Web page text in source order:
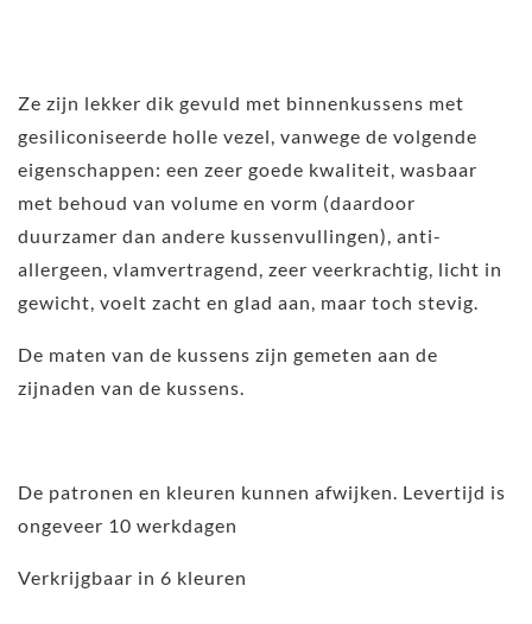
Ze zijn lekker dik gevuld met binnenkussens met
gesiliconiseerde holle vezel, vanwege de volgende
eigenschappen: een zeer goede kwaliteit, wasbaar
met behoud van volume en vorm (daardoor
duurzamer dan andere kussenvullingen), anti-
allergeen, vlamvertragend, zeer veerkrachtig, licht in
gewicht, voelt zacht en glad aan, maar toch stevig.
De maten van de kussens zijn gemeten aan de
zijnaden van de kussens.
De patronen en kleuren kunnen afwijken. Levertijd is
ongeveer 10 werkdagen
Verkrijgbaar in 6 kleuren